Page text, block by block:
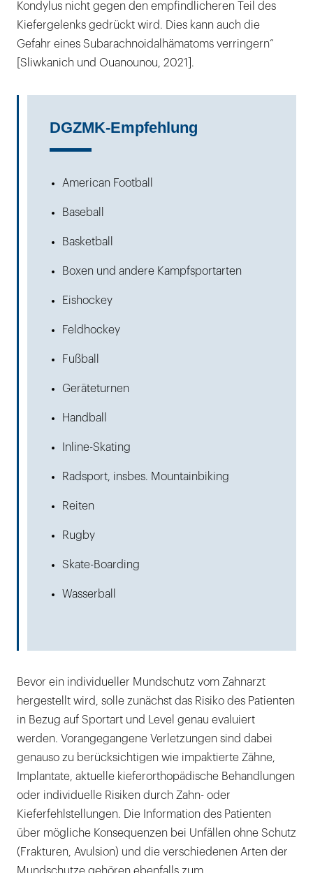
Kondylus nicht gegen den empfindlicheren Teil des
Kiefergelenks gedrückt wird. Dies kann auch die
Gefahr eines Subarachnoidalhämatoms verringern“
[Sliwkanich und Ouanounou, 2021].
DGZMK-Empfehlung
American Football
Baseball
Basketball
Boxen und andere Kampfsportarten
Eishockey
Feldhockey
Fußball
Geräteturnen
Handball
Inline-Skating
Radsport, insbes. Mountainbiking
Reiten
Rugby
Skate-Boarding
Wasserball
Bevor ein individueller Mundschutz vom Zahnarzt
hergestellt wird, solle zunächst das Risiko des Patienten
in Bezug auf Sportart und Level genau evaluiert
werden. Vorangegangene Verletzungen sind dabei
genauso zu berücksichtigen wie impaktierte Zähne,
Implantate, aktuelle kieferorthopädische Behandlungen
oder individuelle Risiken durch Zahn- oder
Kieferfehlstellungen. Die Information des Patienten
über mögliche Konsequenzen bei Unfällen ohne Schutz
(Frakturen, Avulsion) und die verschiedenen Arten der